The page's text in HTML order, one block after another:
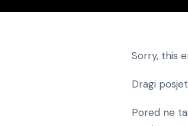
Sorry, this
Dragi
Pored ne